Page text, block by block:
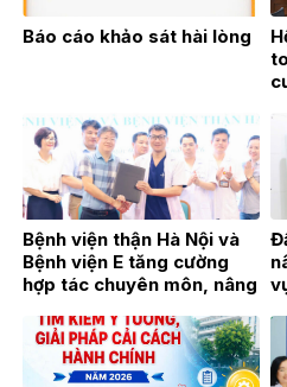
Báo cáo khảo sát hài lòng
Bệnh viện thận Hà Nội và
Bệnh viện E tăng cường
hợp tác chuyên môn, nâng
chữa bệnh